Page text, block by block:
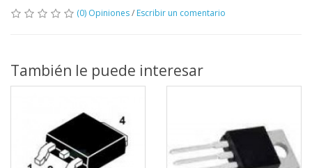
(0) Opiniones/ Escribir un comentario
También le puede interesar